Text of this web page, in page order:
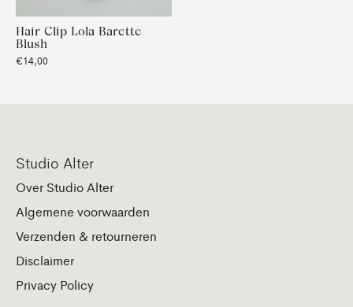
Hair Clip Lola Barette
Blush
€14,00
Studio Alter
Over Studio Alter
Algemene voorwaarden
Verzenden & retourneren
Disclaimer
Privacy Policy